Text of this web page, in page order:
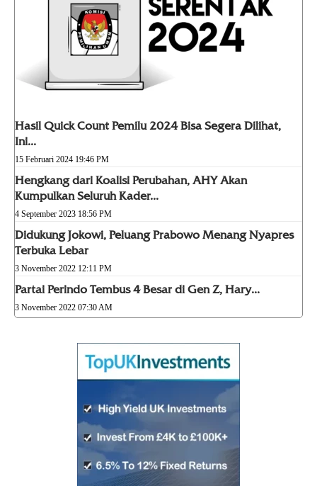
Hasil Quick Count Pemilu 2024 Bisa Segera Dilihat,
Ini...
15 Februari 2024 19:46 PM
Hengkang dari Koalisi Perubahan, AHY Akan
Kumpulkan Seluruh Kader...
4 September 2023 18:56 PM
Didukung Jokowi, Peluang Prabowo Menang Nyapres
Terbuka Lebar
3 November 2022 12:11 PM
Partai Perindo Tembus 4 Besar di Gen Z, Hary...
3 November 2022 07:30 AM